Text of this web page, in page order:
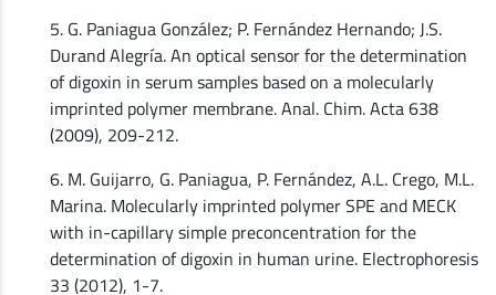
5. G. Paniagua González; P. Fernández Hernando; J.S.
Durand Alegría. An optical sensor for the determination
of digoxin in serum samples based on a molecularly
imprinted polymer membrane. Anal. Chim. Acta 638
(2009), 209-212.
6. M. Guijarro, G. Paniagua, P. Fernández, A.L. Crego, M.L.
Marina. Molecularly imprinted polymer SPE and MECK
with in-capillary simple preconcentration for the
determination of digoxin in human urine. Electrophoresis
33 (2012), 1-7.